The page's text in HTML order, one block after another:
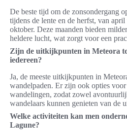
De beste tijd om de zonsondergang
tijdens de lente en de herfst, van
oktober. Deze maanden bieden
heldere lucht, wat zorgt voor een
Zijn de uitkijkpunten in Meteora
iedereen?
Ja, de meeste uitkijkpunten in
wandelpaden. Er zijn ook opties
wandelingen, zodat zowel
wandelaars kunnen genieten van de
Welke activiteiten kan men
Lagune?